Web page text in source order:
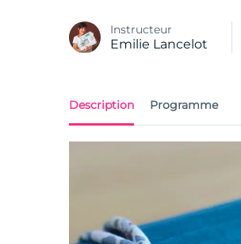
Instructeur
Emilie Lancelot
Description Programme